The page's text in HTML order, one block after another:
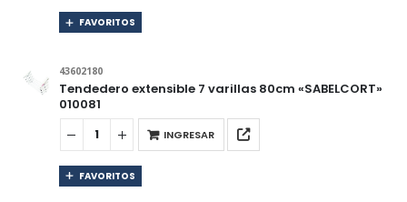
FAVORITOS
43602180
Tendedero extensible 7 varillas 80cm «SABELCORT»
010081
INGRESAR
FAVORITOS